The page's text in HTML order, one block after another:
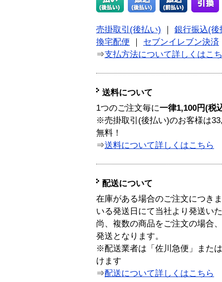
売掛取引(後払い)
銀行振込(後
換宅配便
セブンイレブン決済
⇒支払方法について詳しくはこ
送料について
1つのご注文毎に一律1,100円(税
※売掛取引(後払い)のお客様は
無料！
⇒送料について詳しくはこちら
配送について
在庫がある場合のご注文につき
いる発送日にて当社より発送い
尚、複数の商品をご注文の場合
発送となります。
※配送業者は「佐川急便」また
けます
⇒配送について詳しくはこちら